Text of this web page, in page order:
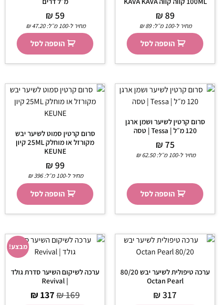
₪89
מחיר ל-100 מ״ל: ₪89
הוספה לסל
₪59
מחיר ל-100 מ״ל: ₪47.20
הוספה לסל
סרום קרטין לשיער ושמן ארגן
120 מ״ל | Tessa | טסה
₪75
מחיר ל-100 מ״ל: ₪62.50
הוספה לסל
סרום קרטין סמוט לשיער יבש
מקורזל או מוחלק 25ML קיון
KEUNE
₪99
מחיר ל-100 מ״ל: ₪396
הוספה לסל
ערכה טיפולית לשיער יבש 80/20
Octan Pearl
₪317
מבצע!
ערכה לשיקום השיער סדרת גולד
| Revival
₪169
₪137